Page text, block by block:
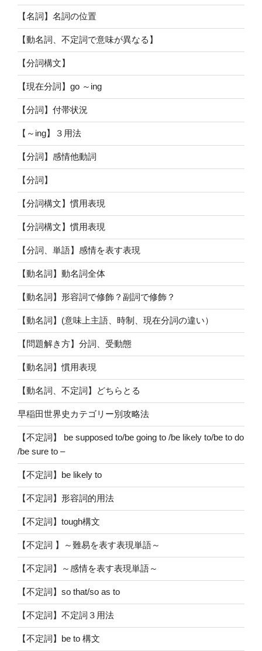
【名詞】名詞の位置
【動名詞、不定詞で意味が異なる】
【分詞構文】
【現在分詞】go ～ing
【分詞】付帯状況
【～ing】３用法
【分詞】感情他動詞
【分詞】
【分詞構文】慣用表現
【分詞構文】慣用表現
【分詞、単語】感情を表す表現
【動名詞】動名詞全体
【動名詞】形容詞で修飾？副詞で修飾？
【動名詞】(意味上主語、時制、現在分詞の違い）
【問題解き方】分詞、受動態
【動名詞】慣用表現
【動名詞、不定詞】どちらとる
早稲田世界史カテゴリー別攻略法
【不定詞】 be supposed to/be going to /be likely to/be to do
/be sure to –
【不定詞】be likely to
【不定詞】形容詞的用法
【不定詞】tough構文
【不定詞 】～難易を表す表現単語～
【不定詞】～感情を表す表現単語～
【不定詞】so that/so as to
【不定詞】不定詞３用法
【不定詞】be to 構文